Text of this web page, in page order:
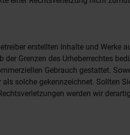
erstellten Inhalte und Werke
der Grenzen des Urheberrechtes
Gebrauch gestattet.
solche gekennzeichnet. Sollten
werden wir